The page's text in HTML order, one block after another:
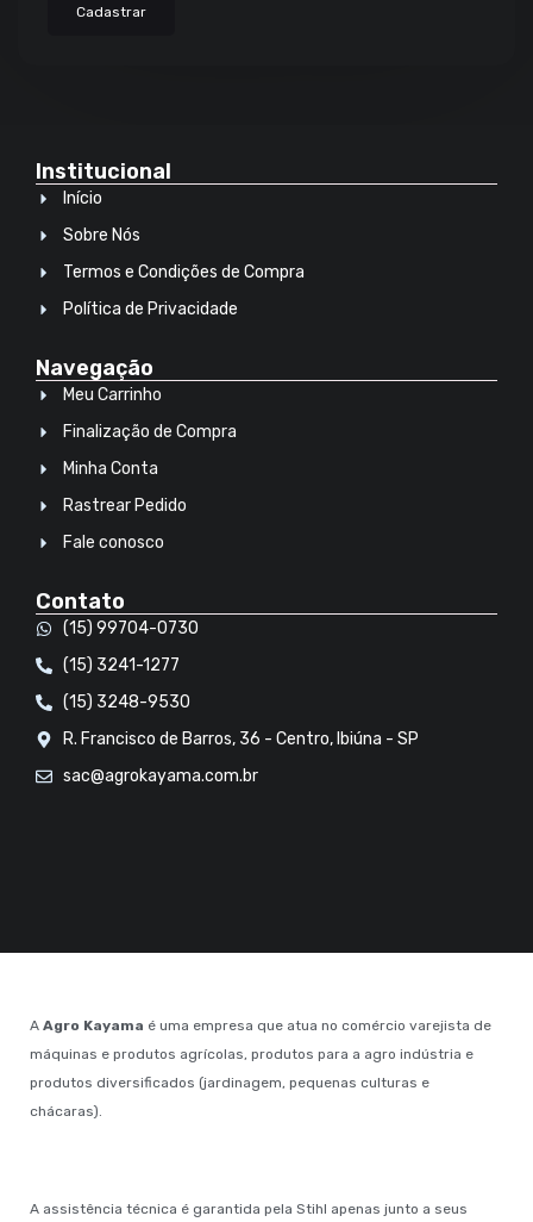
Cadastrar
Institucional
Início
Sobre Nós
Termos e Condições de Compra
Política de Privacidade
Navegação
Meu Carrinho
Finalização de Compra
Minha Conta
Rastrear Pedido
Fale conosco
Contato
(15) 99704-0730
(15) 3241-1277
(15) 3248-9530
R. Francisco de Barros, 36 - Centro, Ibiúna - SP
sac@agrokayama.com.br
A Agro Kayama é uma empresa que atua no comércio varejista de
máquinas e produtos agrícolas, produtos para a agro indústria e
produtos diversificados (jardinagem, pequenas culturas e
chácaras).
A assistência técnica é garantida pela Stihl apenas junto a seus